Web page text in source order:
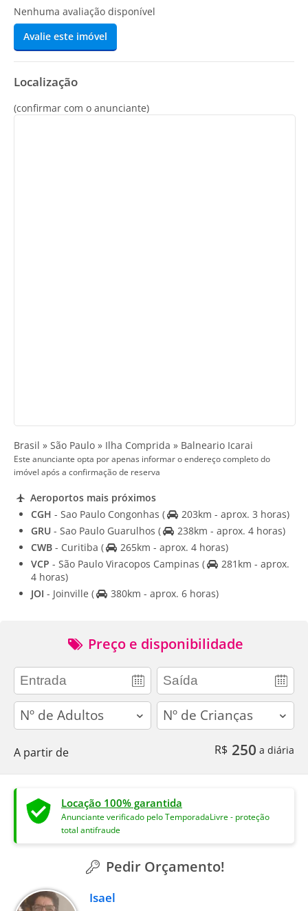
Nenhuma avaliação disponível
Avalie este imóvel
Localização
(confirmar com o anunciante)
Brasil » São Paulo » Ilha Comprida » Balneario Icarai
Este anunciante opta por apenas informar o endereço completo do
imóvel após a confirmação de reserva
Aeroportos mais próximos
CGH - Sao Paulo Congonhas (
203km - aprox. 3 horas)
GRU - Sao Paulo Guarulhos (
238km - aprox. 4 horas)
CWB - Curitiba (
265km - aprox. 4 horas)
VCP - São Paulo Viracopos Campinas (
281km - aprox.
4 horas)
JOI - Joinville ( 380km - aprox. 6 horas)
Preço e disponibilidade
adults children
A partir de R$ 250 a diária
Locação 100% garantida
Anunciante verificado pelo TemporadaLivre - proteção
total antifraude
Pedir Orçamento!
Isael